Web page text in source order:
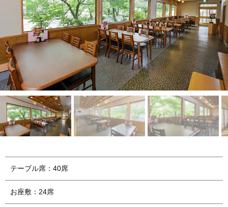
テーブル席：40席
お座敷：24席